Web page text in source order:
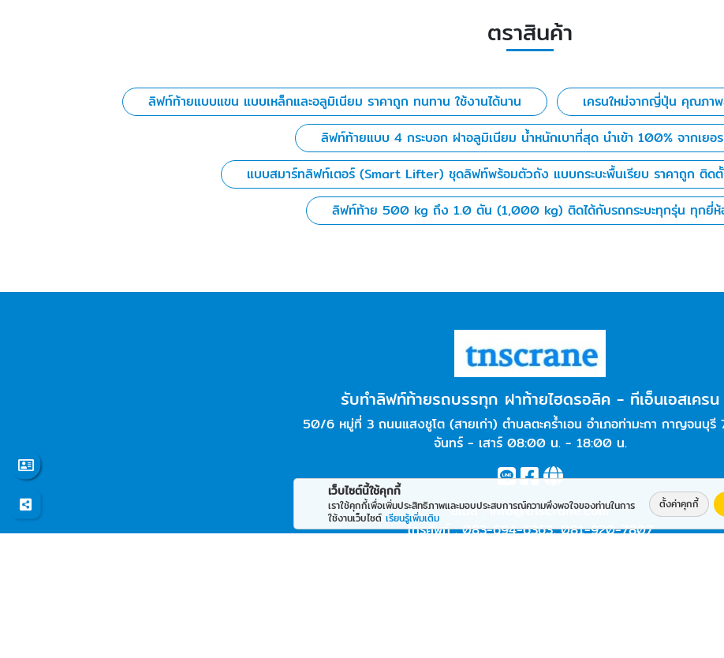
ตราสินค้า
ลิฟท์ท้ายแบบแขน แบบเหล็กและอลูมิเนียม ราคาถูก ทนทาน ใช้งานได้นาน
เครนใหม่จากญี่ปุ่น คุณภา
ลิฟท์ท้ายแบบ 4 กระบอก ฝาอลูมิเนียม น้ำหนักเบาที่สุด นำเข้า 100% จากเยอ
แบบสมาร์ทลิฟท์เตอร์ (Smart Lifter) ชุดลิฟท์พร้อมตัวถัง แบบกระบะพื้นเรียบ ราคาถูก ติดตั้
ลิฟท์ท้าย 500 kg ถึง 1.0 ตัน (1,000 kg) ติดได้กับรถกระบะทุกรุ่น ทุกยี่ห้
รับทำลิฟท์ท้ายรถบรรทุก ฝาท้ายไฮดรอลิค - ทีเอ็นเอสเครน
50/6 หมู่ที่ 3 ถนนแสงชูโต (สายเก่า) ตำบลตะคร้ำเอน อำเภอท่ามะกา กาญจนบุรี
จันทร์ - เสาร์ 08:00 น. - 18:00 น.
อีเมล :info@tnscrane.com
โทรศัพท์ :083-694-6363,081-920-7807
เว็บไซต์นี้ใช้คุกกี้
เราใช้คุกกี้เพื่อเพิ่มประสิทธิภาพและมอบประสบการณ์ความพึงพอใจของท่านในการ
ใช้งานเว็บไซต์ เรียนรู้เพิ่มเติม
ตั้งค่าคุกกี้